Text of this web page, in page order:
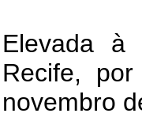
Elevada à
Recife,
novembro